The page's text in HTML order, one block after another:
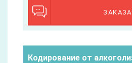
Кодирование от